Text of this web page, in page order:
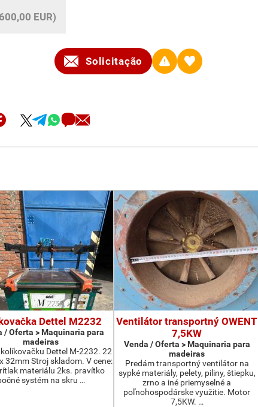
EUR)
Solicitação
Dettel M2232
/ Oferta > Maquinaria para
madeiras
Dettel M-2232. 22
32mm Stroj skladom. V cene:
materiálu 2ks. pravítko
systém na skru …
Ventilátor transportný OWENT
7,5KW
Venda / Oferta > Maquinaria para
madeiras
Predám transportný ventilátor na
sypké materiály, pelety, piliny, štiepku,
zrno a iné priemyselné a
poľnohospodárske využitie. Motor
7,5KW. …